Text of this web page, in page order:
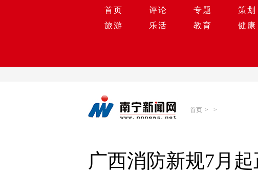
首页 评论 专题 策划
旅游
乐活 教育 健康
首页 > >
广西消防新规7月